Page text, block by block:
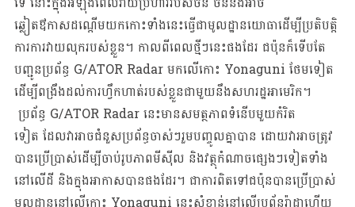
ឆ្លៀតឳកាសដណ្តើមយកកោះទាំងនេះធ្វើជាមូលដ្ឋានយោធាដើម្បីប្រតិបត្តិ
ការការវាយលុករបស់ខ្លួន។ កាលពីពេលថ្មីៗនេះផងដែរ ជប៉ុនក៏ទើបតែ
បញ្ជូនប្រព័ន្ធ G/ATOR Radar មកលើកោះ Yonaguni ថែមទៀត
ដើម្បីពង្រឹងដល់ការហ្វឹកហាត់របស់ខ្លួនជាមួយនឹងសហរដ្ឋអាមេរិក។
ប្រព័ន្ធ G/ATOR Radar នេះមានសមត្ថភាពទំនើបមួយកំរិត
ទៀត ដែលវាអាចជំនួសប្រព័ន្ធចាស់ៗរួមបញ្ចូលគ្នាបាន ដោយវាអាចត្រូវ
បានប្រើប្រាស់ដើម្បីចាប់រូបភាពមីស៊ីល និងវត្ថុកំណាចផ្សេងៗទៀតទាំង
នៅលើដី និងក្នុងអាកាសបានផងដែរ។ ជាការពិតទៅជប៉ុនបានប្រើប្រាស់